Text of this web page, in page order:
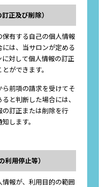
正及び削除）
有する自己の個人情報
は、当サロンが定める
対して個人情報の訂正
ができます。
前項の請求を受けてそ
と判断した場合には、
訂正または削除を行
します。
利用停止等）
報が、利用目的の範囲